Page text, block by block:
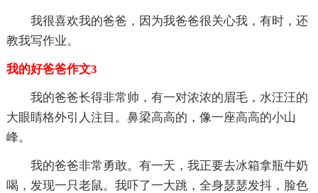
我很喜欢我的爸爸，因为我爸爸很关心我，有时，还
教我写作业。
我的好爸爸作文3
我的爸爸长得非常帅，有一对浓浓的眉毛，水汪汪的
大眼睛格外引人注目。鼻梁高高的，像一座高高的小山
峰。
我的爸爸非常勇敢。有一天，我正要去冰箱拿瓶牛奶
喝，发现一只老鼠。我吓了一大跳，全身瑟瑟发抖，脸色